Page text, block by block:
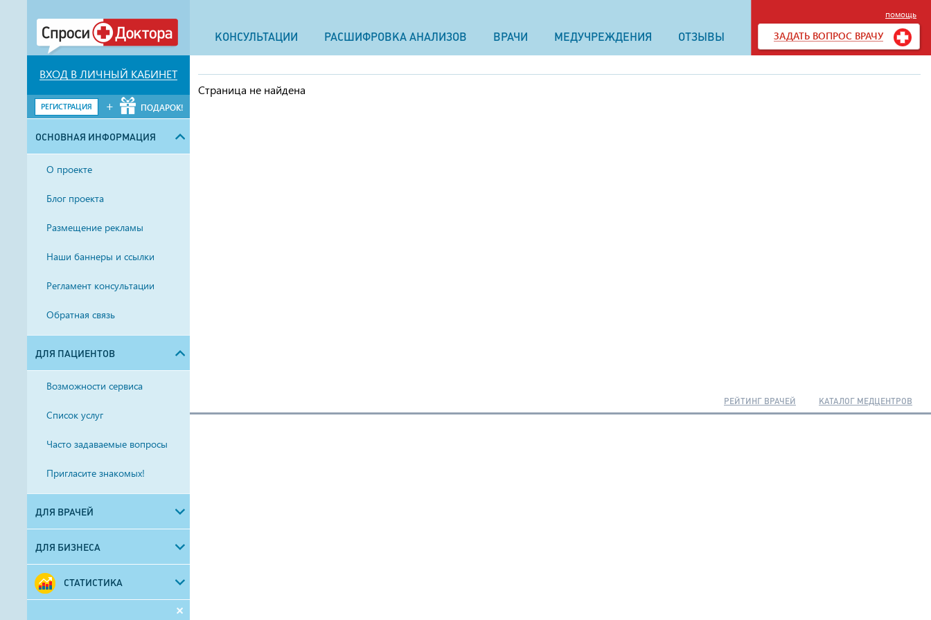
ВХОД В ЛИЧНЫЙ КАБИНЕТ
РЕГИСТРАЦИЯ + ПОДАРОК!
ОСНОВНАЯ ИНФОРМАЦИЯ
О проекте
Блог проекта
Размещение рекламы
Наши баннеры и ссылки
Регламент консультации
Обратная связь
ДЛЯ ПАЦИЕНТОВ
Возможности сервиса
Список услуг
Часто задаваемые вопросы
Пригласите знакомых!
ДЛЯ ВРАЧЕЙ
ДЛЯ БИЗНЕСА
СТАТИСТИКА
помощь
ЗАДАТЬ ВОПРОС ВРАЧУ
КОНСУЛЬТАЦИИ РАСШИФРОВКА АНАЛИЗОВ ВРАЧИ МЕДУЧРЕЖДЕНИЯ ОТЗЫВЫ
Страница не найдена
РЕЙТИНГ ВРАЧЕЙ КАТАЛОГ МЕДЦЕНТРОВ